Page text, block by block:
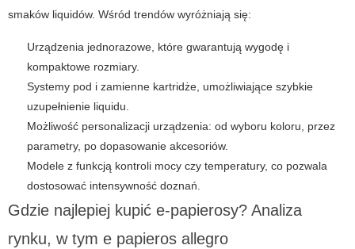
smaków liquidów. Wśród trendów wyróżniają się:
Urządzenia jednorazowe, które gwarantują wygodę i
kompaktowe rozmiary.
Systemy pod i zamienne kartridże, umożliwiające szybkie
uzupełnienie liquidu.
Możliwość personalizacji urządzenia: od wyboru koloru, przez
parametry, po dopasowanie akcesoriów.
Modele z funkcją kontroli mocy czy temperatury, co pozwala
dostosować intensywność doznań.
Gdzie najlepiej kupić e-papierosy? Analiza
rynku, w tym e papieros allegro